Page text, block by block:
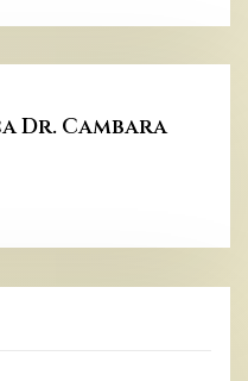
Dr. Cambara